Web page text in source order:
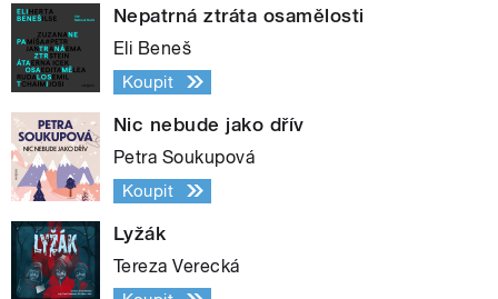
Nepatrná ztráta osamělosti
Eli Beneš
Koupit
Nic nebude jako dřív
Petra Soukupová
Koupit
Lyžák
Tereza Verecká